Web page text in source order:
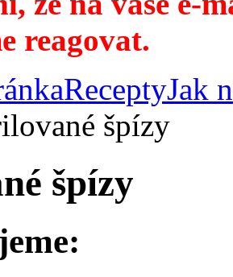
reagovat.
ReceptyJak
špízy
špízy